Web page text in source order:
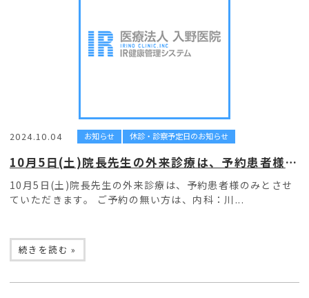
2024.10.04 お知らせ 休診・診察予定日のお知らせ
10月5日(土)院長先生の外来診療は、予約患者様のみとなります。
10月5日(土)院長先生の外来診療は、予約患者様のみとさせ
ていただきます。 ご予約の無い方は、内科：川...
続きを読む »